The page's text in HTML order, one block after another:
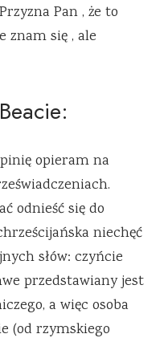
Pan , że to
znam się , ale
opieram na
odnieść się do
niechęć
słów: czyńcie
przedstawiany jest
a więc osoba
(od rzymskiego